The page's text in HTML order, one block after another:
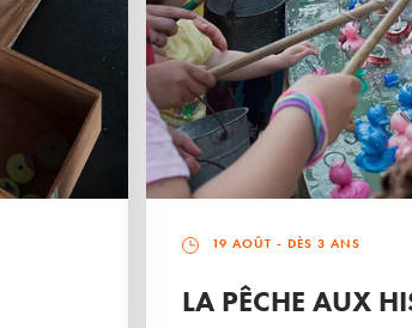
19 AOÛT - DÈS 3 ANS
LA PÊCHE AUX